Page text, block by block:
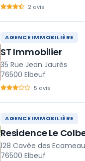
2 avis
AGENCE IMMOBILIÈRE
ST Immobilier
35 Rue Jean Jaurès
76500 Elbeuf
5 avis
AGENCE IMMOBILIÈRE
Residence Le
128 Cavée des
76500 Elbeuf